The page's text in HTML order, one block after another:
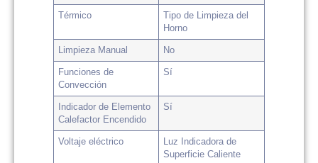
Térmico
Tipo de Limpieza del
Horno
Limpieza Manual No
Funciones de
Convección
Sí
Indicador de Elemento
Calefactor Encendido
Sí
Voltaje eléctrico
Luz Indicadora de
Superficie Caliente